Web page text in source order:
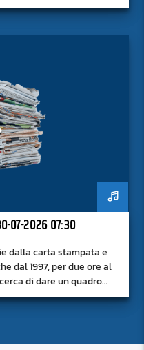
07-2026 07:30
dalla carta stampata e
dal 1997, per due ore al
di dare un quadro
senza fermarsi alla